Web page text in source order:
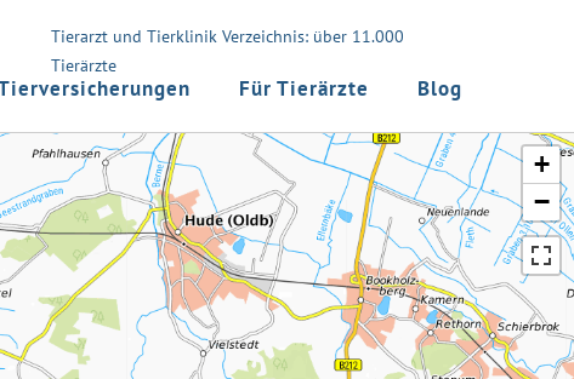
Tierarzt und Tierklinik Verzeichnis: über 11.000
Tierärzte
Für Tierärzte Blog
+
−